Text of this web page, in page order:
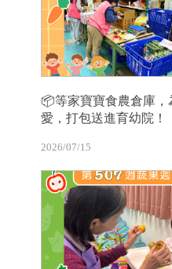
📦等家寶寶食農倉庫
愛，打包送進育幼院！
2026/07/15